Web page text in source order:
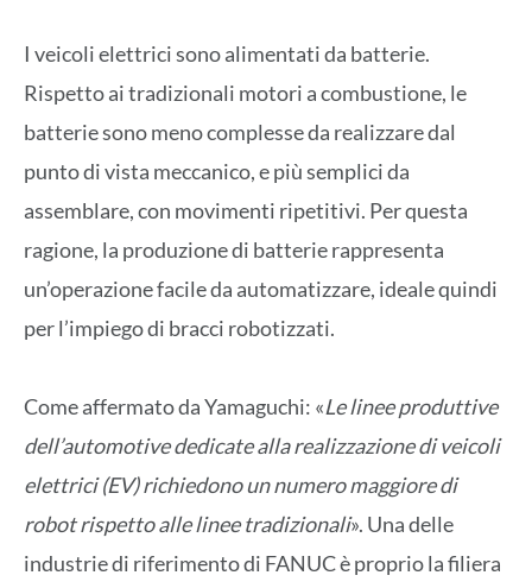
I veicoli elettrici sono alimentati da batterie.
Rispetto ai tradizionali motori a combustione, le
batterie sono meno complesse da realizzare dal
punto di vista meccanico, e più semplici da
assemblare, con movimenti ripetitivi. Per questa
ragione, la produzione di batterie rappresenta
un’operazione facile da automatizzare, ideale quindi
per l’impiego di bracci robotizzati.
Come affermato da Yamaguchi: «Le linee produttive
dell’automotive dedicate alla realizzazione di veicoli
elettrici (EV) richiedono un numero maggiore di
robot rispetto alle linee tradizionali». Una delle
industrie di riferimento di FANUC è proprio la filiera